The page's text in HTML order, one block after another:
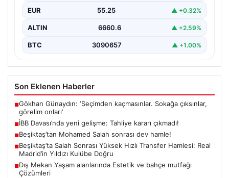
EUR 55.25 ▲ +0.32%
ALTIN 6660.6 ▲ +2.59%
BTC 3090657 ▲ +1.00%
Son Eklenen Haberler
■Gökhan Günaydın: ‘Seçimden kaçmasınlar. Sokağa çıksınlar,
görelim onları’
■İBB Davası’nda yeni gelişme: Tahliye kararı çıkmadı!
■Beşiktaş’tan Mohamed Salah sonrası dev hamle!
■Beşiktaş’ta Salah Sonrası Yüksek Hızlı Transfer Hamlesi: Real
Madrid’in Yıldızı Kulübe Doğru
■Dış Mekan Yaşam alanlarında Estetik ve bahçe mutfağı
Çözümleri